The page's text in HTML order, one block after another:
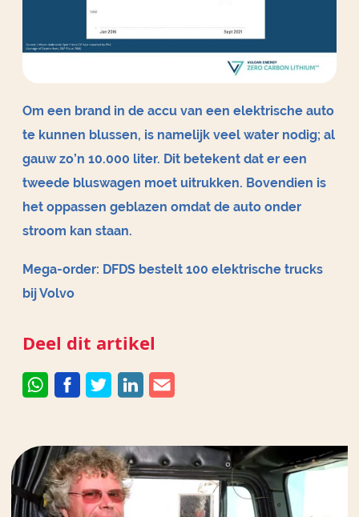
Om een brand in de accu van een elektrische auto
te kunnen blussen, is namelijk veel water nodig; al
gauw zo’n 10.000 liter. Dit betekent dat er een
tweede bluswagen moet uitrukken. Bovendien is
het oppassen geblazen omdat de auto onder
stroom kan staan.
Mega-order: DFDS bestelt 100 elektrische trucks
bij Volvo
Deel dit artikel